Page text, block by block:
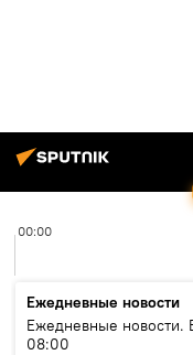
00:00
Ежедневные новости
Ежедневные новости.
08:00